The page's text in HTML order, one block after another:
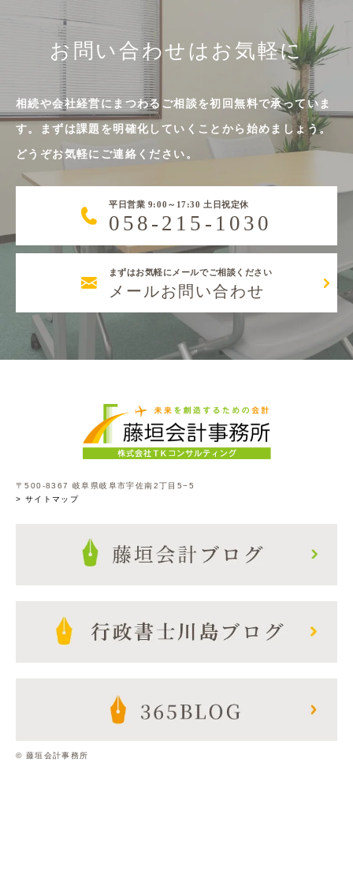
お問い合わせはお気軽に
相続や会社経営にまつわるご相談を初回無料で承っていま
す。まずは課題を明確化していくことから始めましょう。
どうぞお気軽にご連絡ください。
平日営業 9:00～17:30 土日祝定休
058-215-1030
まずはお気軽にメールでご相談ください
メールお問い合わせ
〒500-8367 岐阜県岐阜市宇佐南2丁目5−5
> サイトマップ
© 藤垣会計事務所